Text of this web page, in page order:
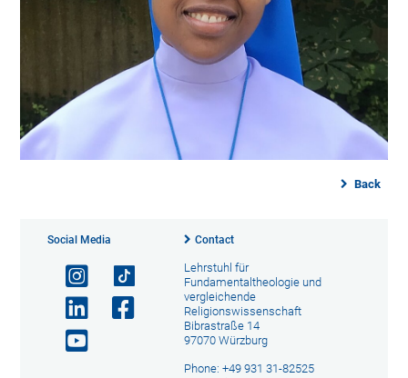
Back
Social Media Contact
Lehrstuhl für
Fundamentaltheologie und
vergleichende
Religionswissenschaft
Bibrastraße 14
97070 Würzburg
Phone: +49 931 31-82525